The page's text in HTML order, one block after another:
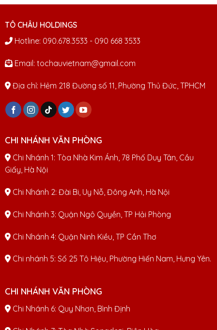
TÔ CHÂU HOLDINGS
Hotline: 090.678.3533 - 090 668 3533
Email: tochauvietnam@gmail.com
Địa chỉ: Hẻm 218 Đường số 11, Phường Thủ Đức, TPHCM
CHI NHÁNH VĂN PHÒNG
Chi Nhánh 1: Tòa Nhà Kim Ánh, 78 Phố Duy Tân, Cầu
Giấy, Hà Nội
Chi Nhánh 2: Đài Bi, Uy Nỗ, Đông Anh, Hà Nội
Chi Nhánh 3: Quận Ngô Quyền, TP Hải Phòng
Chi Nhánh 4: Quận Ninh Kiều, TP Cần Thơ
Chi nhánh 5: Số 25 Tô Hiệu, Phường Hiến Nam, Hưng Yên.
CHI NHÁNH VĂN PHÒNG
Chi Nhánh 6: Quy Nhơn, Bình Định